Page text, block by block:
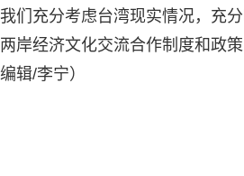
们充分考虑台湾现实情况，充
岸经济文化交流合作制度和政
辑/李宁）